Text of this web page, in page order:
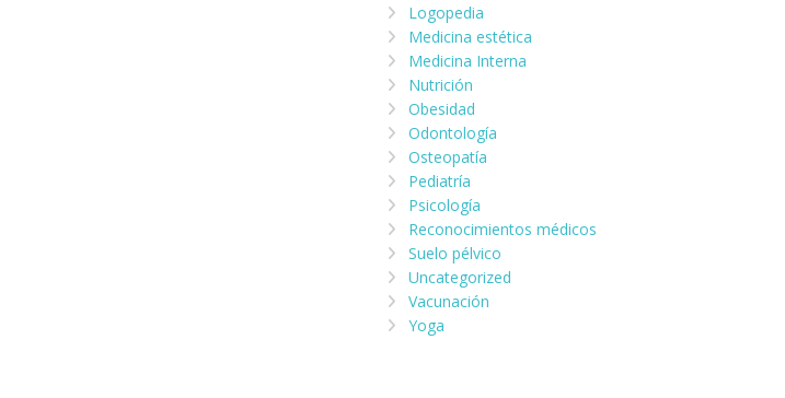
Logopedia
Medicina estética
Medicina Interna
Nutrición
Obesidad
Odontología
Osteopatía
Pediatría
Psicología
Reconocimientos médicos
Suelo pélvico
Uncategorized
Vacunación
Yoga